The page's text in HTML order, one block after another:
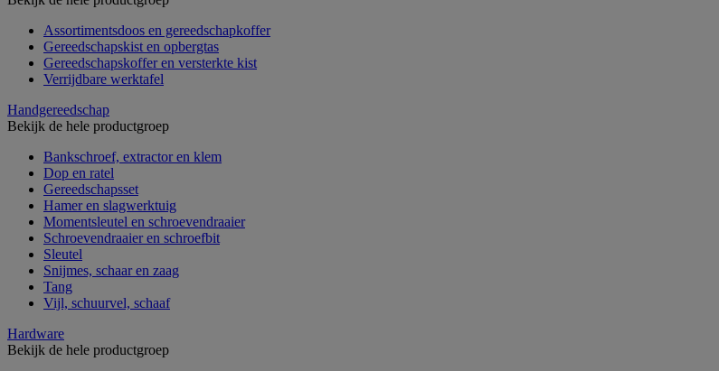
Assortimentsdoos en gereedschapkoffer
Gereedschapskist en opbergtas
Gereedschapskoffer en versterkte kist
Verrijdbare werktafel
Handgereedschap
Bekijk de hele productgroep
Bankschroef, extractor en klem
Dop en ratel
Gereedschapsset
Hamer en slagwerktuig
Momentsleutel en schroevendraaier
Schroevendraaier en schroefbit
Sleutel
Snijmes, schaar en zaag
Tang
Vijl, schuurvel, schaaf
Hardware
Bekijk de hele productgroep